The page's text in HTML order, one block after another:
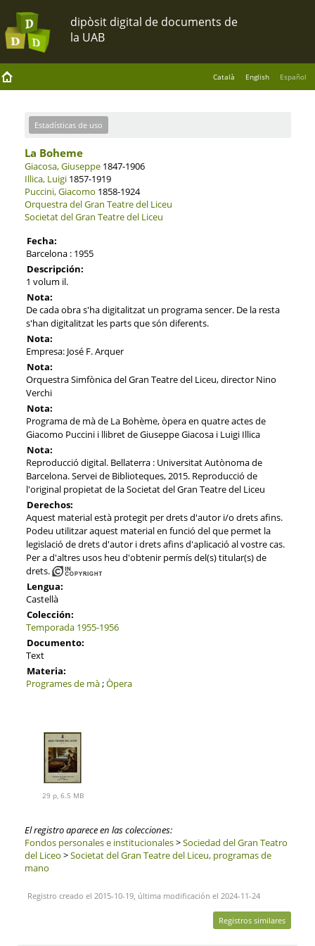
Català English Español
Estadísticas de uso
La Boheme
Giacosa, Giuseppe1847-1906
Illica, Luigi1857-1919
Puccini, Giacomo 1858-1924
Orquestra del Gran Teatre del Liceu
Societat del Gran Teatre del Liceu
Fecha:
Barcelona : 1955
Descripción:
1 volum il.
Nota:
De cada obra s'ha digitalitzat un programa sencer. De la resta
s'han digitalitzat les parts que són diferents.
Nota:
Empresa: José F. Arquer
Nota:
Orquestra Simfònica del Gran Teatre del Liceu, director Nino
Verchi
Nota:
Programa de mà de La Bohème, òpera en quatre actes de
Giacomo Puccini i llibret de Giuseppe Giacosa i Luigi Illica
Nota:
Reproducció digital. Bellaterra : Universitat Autònoma de
Barcelona. Servei de Biblioteques, 2015. Reproducció de
l'original propietat de la Societat del Gran Teatre del Liceu
Derechos:
Aquest material està protegit per drets d'autor i/o drets afins.
Podeu utilitzar aquest material en funció del que permet la
legislació de drets d'autor i drets afins d'aplicació al vostre cas.
Per a d'altres usos heu d'obtenir permís del(s) titular(s) de
drets.
Lengua:
Castellà
Colección:
Temporada 1955-1956
Documento:
Text
Materia:
Programes de mà;Òpera
29 p, 6.5 MB
El registro aparece en las colecciones:
Fondos personales e institucionales>Sociedad del Gran Teatro
del Liceo >Societat del Gran Teatre del Liceu, programas de
mano
Registro creado el 2015-10-19, última modificación el 2024-11-24
Registros similares